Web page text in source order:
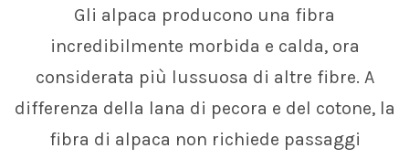
Gli alpaca producono una fibra
incredibilmente morbida e calda, ora
considerata più lussuosa di altre fibre. A
differenza della lana di pecora e del cotone, la
fibra di alpaca non richiede passaggi